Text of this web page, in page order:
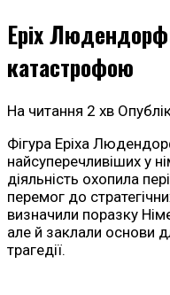
Еріх
катастрофою
На читання 2 хв
Фігура Еріха
найсуперечливіших у
діяльність охопила
перемог до
визначили поразку
але й заклали основи
трагедії.